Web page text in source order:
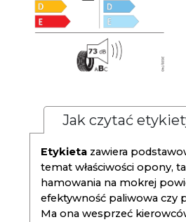
Jak czytać
Etykieta zawiera
temat właściwości opony,
hamowania na mokrej
efektywność paliwowa czy
Ma ona wesprzeć